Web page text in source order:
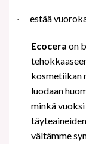
· estää
Ecocera on
kosmetiikan
luodaan
minkä
vältämme